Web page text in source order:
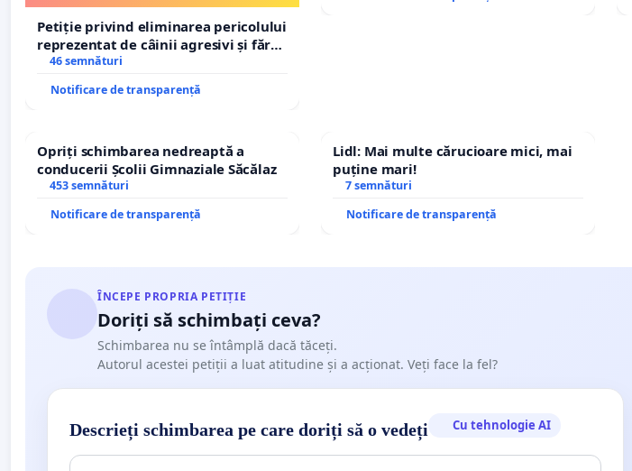
Petiție privind eliminarea pericolului
reprezentat de câinii agresivi și fără
stăpân din comuna Tunari
46 semnături
Notificare de transparență
Opriți schimbarea nedreaptă a
conducerii Școlii Gimnaziale Săcălaz
453 semnături
Notificare de transparență
Lidl: Mai multe cărucioare mici, mai
puține mari!
7 semnături
Notificare de transparență
ÎNCEPE PROPRIA PETIȚIE
Doriți să schimbați ceva?
Schimbarea nu se întâmplă dacă tăceți.
Autorul acestei petiții a luat atitudine și a acționat. Veți face la fel?
Descrieți schimbarea pe care doriți să o vedeți Cu tehnologie AI